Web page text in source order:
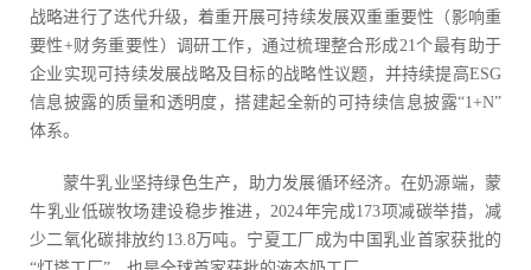
战略进行了迭代升级，着重开展可持续发展双重重要性（影响重
要性+财务重要性）调研工作，通过梳理整合形成21个最有助于
企业实现可持续发展战略及目标的战略性议题，并持续提高ESG
信息披露的质量和透明度，搭建起全新的可持续信息披露“1+N”
体系。
蒙牛乳业坚持绿色生产，助力发展循环经济。在奶源端，蒙
牛乳业低碳牧场建设稳步推进，2024年完成173项减碳举措，减
少二氧化碳排放约13.8万吨。宁夏工厂成为中国乳业首家获批的